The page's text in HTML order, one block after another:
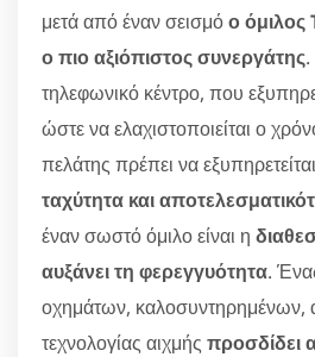
μετά από έναν σεισμόο όμιλος
ο πιο αξιόπιστος συνεργάτης
τηλεφωνικό κέντρο, που
ώστε να ελαχιστοποιείται ο
πελάτης πρέπει να εξυπηρετείται
ταχύτητα και
έναν σωστό όμιλο είναι η
αυξάνει τη φερεγγυότητα.
οχημάτων, καλοσυντηρημένων,
τεχνολογίας αιχμής προσδίδει